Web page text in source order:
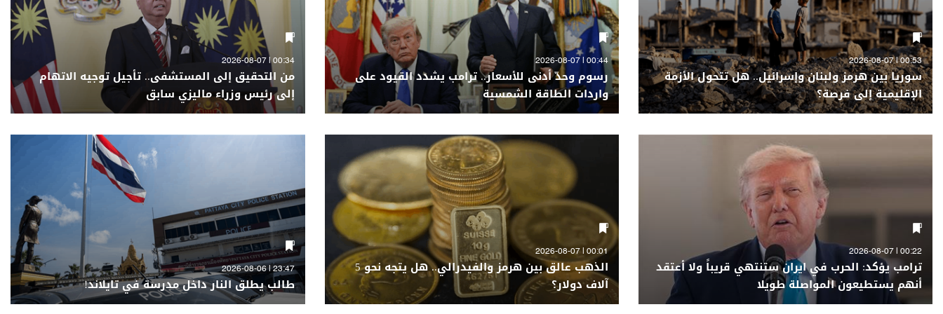
00:53 | 2026-08-07
سوريا بين هرمز ولبنان وإسرائيل.. هل تتحول الأزمة
الإقليمية إلى فرصة؟
00:44 | 2026-08-07
رسوم وحدّ أدنى للأسعار.. ترامب يشدد القيود على
واردات الطاقة الشمسية
00:34 | 2026-08-07
من التحقيق إلى المستشفى.. تأجيل توجيه الاتهام
إلى رئيس وزراء ماليزي سابق
00:22 | 2026-08-07
ترامب يؤكد: الحرب في ايران ستنتهي قريباً ولا أعتقد
أنهم يستطيعون المواصلة طويلا
00:01 | 2026-08-07
الذهب عالق بين هرمز والفيدرالي.. هل يتجه نحو 5
آلاف دولار؟
23:47 | 2026-08-06
طالب يطلق النار داخل مدرسة في تايلاند!